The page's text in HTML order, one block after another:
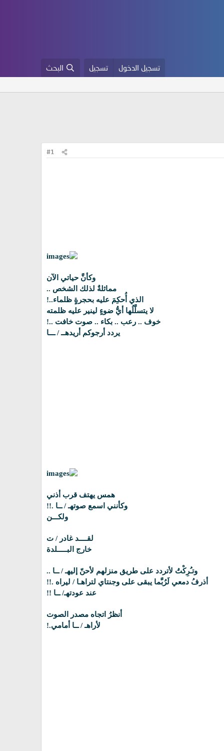
تسجيل الدخول تسجيل البحث
#1
وكأنَّ حياتي الآن
مماثلةٌ لذلك الشخص ..
الذي أُحكِمَ عليه بحجرةٍ ظلماء..!
لا يتسلَّلُها أيُّ ضوءٍ لينير عليه ظلمته
خوف .. رعب .. بكاء .. صوت خافت ..!
يردد أرجوكم أريدهــ / ـــا
همس يهتف قرب أذني
وكأنني اسمع صوتهـ / ــا .!!
ولكـــن
لقــــد غادر / ت
خارج البـــــلدة
وتـُرِكْتُ لأتردد على طريق منزلهم لأحنّ إليهـ / ــا ..
أذرفُ دمعي لَرُبَّما يبقى على وجنتاي لتراهـا / ليراه .!!
عند عودتهـ/ ــا !!
أنظرُ اتجاه مصدر الصوت
لأراهـ / ــا أمامي.!